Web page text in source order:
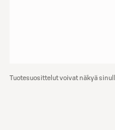
Tuotesuosittelut voivat näkyä